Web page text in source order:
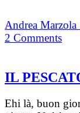
Andrea Marzola
2 Comments
IL
Ehi là, buon